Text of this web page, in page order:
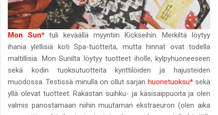
Mon Sun*tuli keväällä myyntiin Kickseihin. Merkiltä löytyy
ihania ylellisiä koti Spa-tuotteita, mutta hinnat ovat todella
maltillisia. Mon Sunilta löytyy tuotteet iholle, kylpyhuoneeseen
sekä kodin tuoksutuotteita kynttilöiden ja hajusteiden
muodossa. Testissä minulla on ollut sarjan huonetuoksu*sekä
yllä olevat tuotteet. Rakastan suihku- ja käsisaippuoita ja olen
valmis panostamaan niihin muutaman ekstraeuron (olen aika